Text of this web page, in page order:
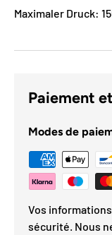
Maximaler Druck:
Paiement
Modes de
Vos
sécurité. Nous